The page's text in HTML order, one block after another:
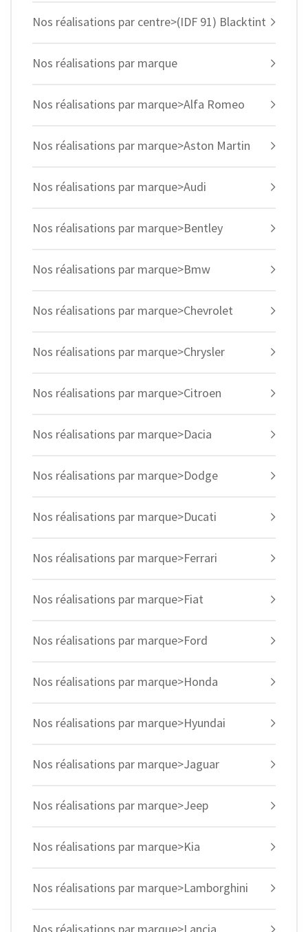
Nos réalisations par centre>(IDF 91) Blacktint
Nos réalisations par marque
Nos réalisations par marque>Alfa Romeo
Nos réalisations par marque>Aston Martin
Nos réalisations par marque>Audi
Nos réalisations par marque>Bentley
Nos réalisations par marque>Bmw
Nos réalisations par marque>Chevrolet
Nos réalisations par marque>Chrysler
Nos réalisations par marque>Citroen
Nos réalisations par marque>Dacia
Nos réalisations par marque>Dodge
Nos réalisations par marque>Ducati
Nos réalisations par marque>Ferrari
Nos réalisations par marque>Fiat
Nos réalisations par marque>Ford
Nos réalisations par marque>Honda
Nos réalisations par marque>Hyundai
Nos réalisations par marque>Jaguar
Nos réalisations par marque>Jeep
Nos réalisations par marque>Kia
Nos réalisations par marque>Lamborghini